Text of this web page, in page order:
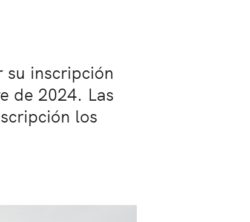
su inscripción
de 2024. Las
los